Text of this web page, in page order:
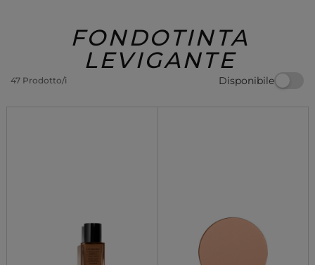
Regalo
FONDOTINTA
LEVIGANTE
47 Prodotto/i Disponibile